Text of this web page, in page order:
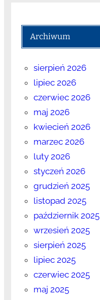
Archiwum
sierpień 2026
lipiec 2026
czerwiec 2026
maj 2026
kwiecień 2026
marzec 2026
luty 2026
styczeń 2026
grudzień 2025
listopad 2025
październik 2025
wrzesień 2025
sierpień 2025
lipiec 2025
czerwiec 2025
maj 2025